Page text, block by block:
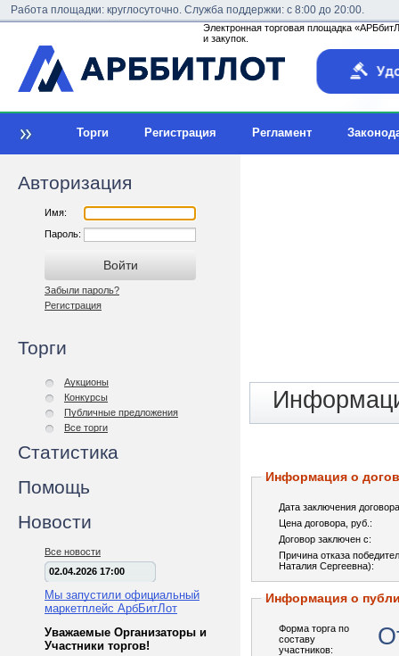
Работа площадки: круглосуточно. Служба поддержки: с 8:00 до 20:00.
Электронная торговая площадка
и закупок.
Торги Регистрация Регламент
Авторизация
Имя:
Пароль:
Забыли пароль?
Регистрация
Торги
Аукционы
Конкурсы
Публичные предложения
Все торги
Статистика
Помощь
Новости
Все новости
02.04.2026 17:00
Мы запустили официальный
маркетплейс АрбБитЛот
Уважаемые Организаторы и
Участники торгов!
Информация о
Дата заключения
Цена договора, pуб.:
Договор заключен с:
Причина отказа
Наталия Сергеевна):
Информация о
Форма торга по
составу
участников: